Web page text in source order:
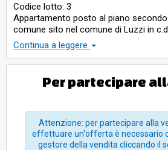
Codice lotto: 3
Appartamento posto al piano
comune sito nel comune di Luzzi in
è composto da una cucina con loggia,
con balcone, tre stanze da letto di cui
bagno, disimpegno e due loc.
Continua a leggere
Per partecipare
Attenzione: per partecipare alla
effettuare un'offerta è necessario
gestore della vendita cliccando il